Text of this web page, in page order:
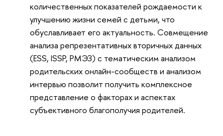
количественных показателей рождаемости к
улучшению жизни семей с детьми, что
обуславливает его актуальность. Совмещение
анализа репрезентативных вторичных данных
(ESS, ISSP, РМЭЗ) с тематическим анализом
родительских онлайн-сообществ и анализом
интервью позволит получить комплексное
представление о факторах и аспектах
субъективного благополучия родителей.